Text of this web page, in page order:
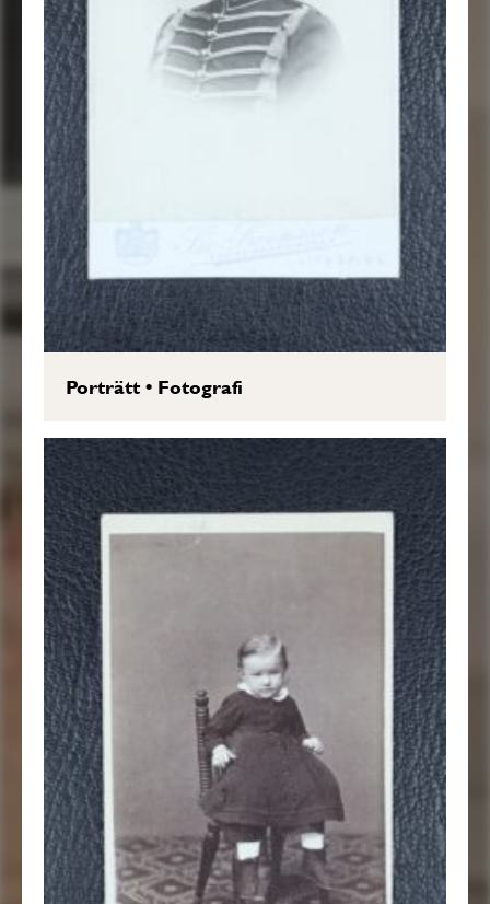
Porträtt• Fotografi